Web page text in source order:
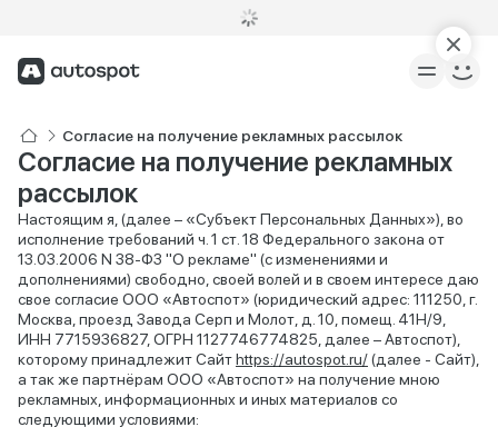
Согласие на получение рекламных рассылок
Согласие на получение рекламных
рассылок
Настоящим я, (далее – «Субъект Персональных Данных»), во
исполнение требований ч. 1 ст. 18 Федерального закона от
13.03.2006 N 38-ФЗ "О рекламе" (с изменениями и
дополнениями) свободно, своей волей и в своем интересе даю
свое согласие ООО «Автоспот» (юридический адрес: 111250, г.
Москва, проезд Завода Серп и Молот, д. 10, помещ. 41Н/9,
ИНН 7715936827, ОГРН 1127746774825, далее – Автоспот),
которому принадлежит Сайтhttps://autospot.ru/(далее - Сайт),
а так же партнёрам ООО «Автоспот» на получение мною
рекламных, информационных и иных материалов со
следующими условиями: